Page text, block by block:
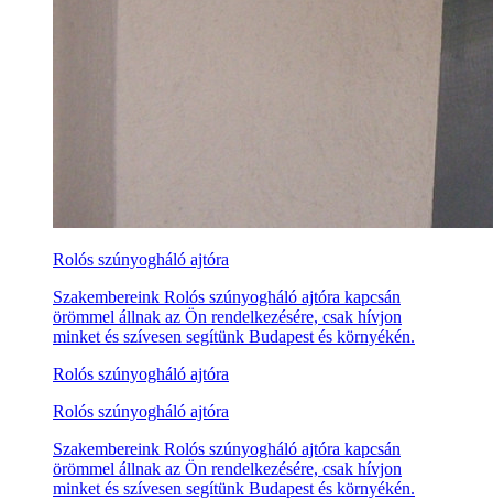
Rolós szúnyogháló ajtóra
Szakembereink Rolós szúnyogháló ajtóra kapcsán
örömmel állnak az Ön rendelkezésére, csak hívjon
minket és szívesen segítünk Budapest és környékén.
Rolós szúnyogháló ajtóra
Rolós szúnyogháló ajtóra
Szakembereink Rolós szúnyogháló ajtóra kapcsán
örömmel állnak az Ön rendelkezésére, csak hívjon
minket és szívesen segítünk Budapest és környékén.